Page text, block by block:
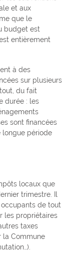
et aux
que le
budget est
entièrement
à des
sur plusieurs
du fait
durée : les
sont financées
longue période
locaux que
trimestre. Il
occupants de tout
les propriétaires
taxes
la Commune